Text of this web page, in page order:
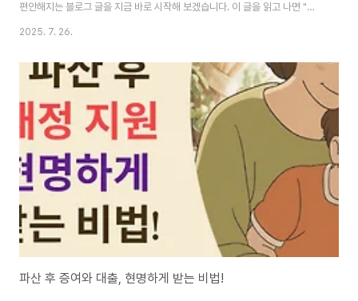
편안해지는 블로그 글을 지금 바로 시작해 보겠습니다. 이 글을 읽고 나면 "아,
가족 간의 돈 거래도 이렇게 현명하게 할 수 있구나!" 하고 무릎을 탁 치실 거예
들에게 빌린 1억 원2. 가족 간 돈 거래, 왜 증여로 볼까요?3. '빌린 돈'으로 인정
받는 방법: 차용증4. 똑똑하게 차용증 쓰는 법5. 이자, 꼭 줘야 할까요?6. 중요
해요! 차용증과 증빙 자료 보관7. Q&A8. 결론9. 함께 읽으면 도움 되는 글 이
글의 요약✔ 가족 간 돈 거래는 증여로 오해..
2025. 7. 26.
파산 후 증여와 대출, 현명하게 받는 비법!